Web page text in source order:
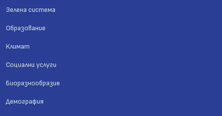
Зелена система
Образование
Климат
Социални услуги
Биоразнообразие
Демография